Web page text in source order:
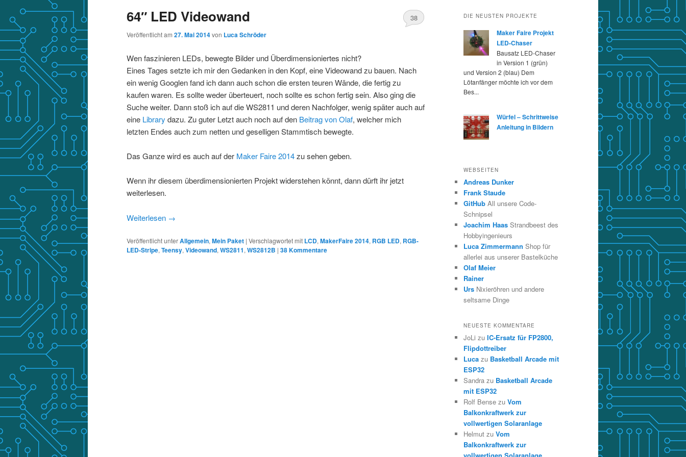
64″ LED Videowand
Veröffentlicht am 27. Mai 2014von Luca Schröder
38
Wen faszinieren LEDs, bewegte Bilder und Überdimensioniertes nicht?
Eines Tages setzte ich mir den Gedanken in den Kopf, eine Videowand zu bauen. Nach
ein wenig Googlen fand ich dann auch schon die ersten teuren Wände, die fertig zu
kaufen waren. Es sollte weder überteuert, noch sollte es schon fertig sein. Also ging die
Suche weiter. Dann stoß ich auf die WS2811 und deren Nachfolger, wenig später auch auf
eine Library dazu. Zu guter Letzt auch noch auf den Beitrag von Olaf, welcher mich
letzten Endes auch zum netten und geselligen Stammtisch bewegte.
Das Ganze wird es auch auf der Maker Faire 2014zu sehen geben.
Wenn ihr diesem überdimensionierten Projekt widerstehen könnt, dann dürft ihr jetzt
weiterlesen.
Weiterlesen →
Veröffentlicht unterAllgemein, Mein Paket | Verschlagwortet mit LCD, MakerFaire 2014, RGB LED, RGB-
LED-Stripe, Teensy, Videowand, WS2811, WS2812B | 38Kommentare
DIE NEUSTEN PROJEKTE
Maker Faire Projekt
LED-Chaser
Bausatz LED-Chaser
in Version 1 (grün)
und Version 2 (blau) Dem
Lötanfänger möchte ich vor dem
Bes...
Würfel – Schrittweise
Anleitung in Bildern
WEBSEITEN
Andreas Dunker
Frank Staude
GitHub All unsere Code-
Schnipsel
Joachim Haas Strandbeest des
Hobbyingenieurs
Luca Zimmermann Shop für
allerlei aus unserer Bastelküche
Olaf Meier
Rainer
Urs Nixieröhren und andere
seltsame Dinge
NEUESTE KOMMENTARE
JoLi zu IC-Ersatz für FP2800,
Flipdottreiber
Luca zu Basketball Arcade mit
ESP32
Sandra zu Basketball Arcade
mit ESP32
Rolf Bense zu Vom
Balkonkraftwerk zur
vollwertigen Solaranlage
Helmut zu Vom
Balkonkraftwerk zur
vollwertigen Solaranlage